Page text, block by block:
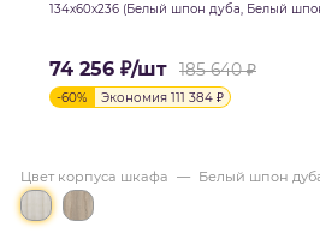
134х60х236 (Белый шпон дуба, Белый
74 256 ₽/шт 185 640₽
-60% Экономия 111 384 ₽
Цвет корпуса шкафа — Белый шпон